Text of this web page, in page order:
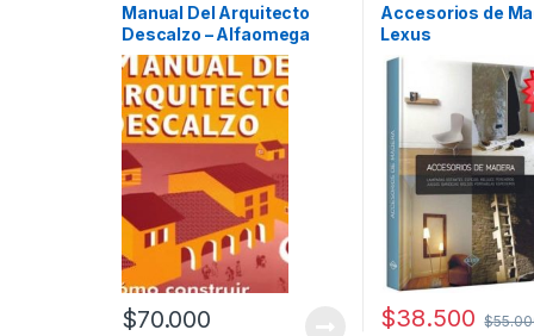
Diseño,Profesionales y
tecnicos
Manual Del Arquitecto
Descalzo – Alfaomega
$70.000
Diseño,Interes
Profesionales y
Accesorios de
Lexus
$38.500 $